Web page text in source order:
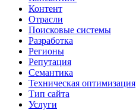
Контент
Отрасли
Поисковые системы
Разработка
Регионы
Репутация
Семантика
Техническая оптимизация
Тип сайта
Услуги